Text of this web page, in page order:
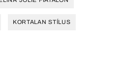
KORTALAN STÍLUS